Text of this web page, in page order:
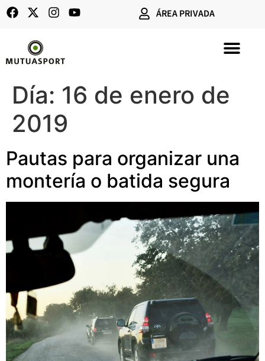
ÁREA PRIVADA
Día: 16 de enero de
2019
Pautas para organizar una
montería o batida segura